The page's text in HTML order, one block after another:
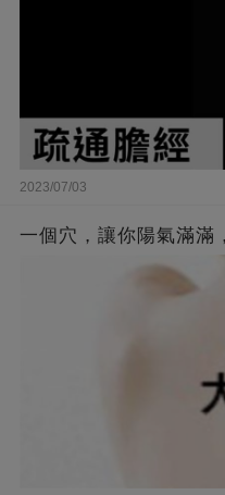
2023/07/03
一個穴，讓你陽氣滿滿